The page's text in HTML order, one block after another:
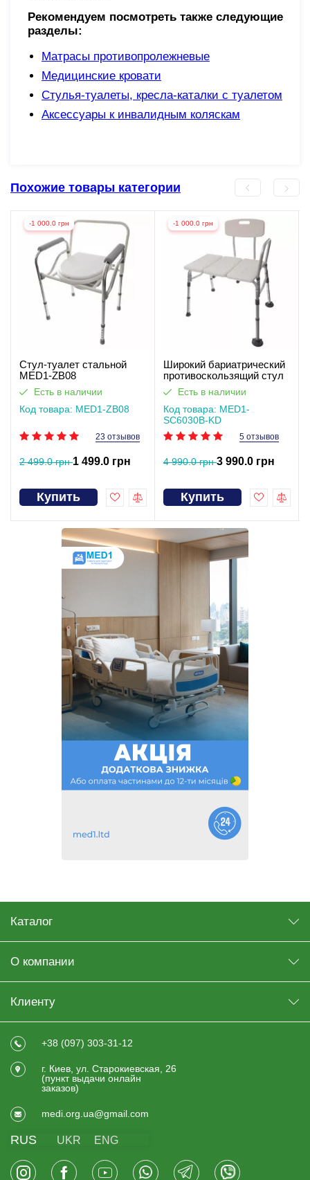
Рекомендуем посмотреть также следующие
разделы:
Матрасы противопролежневые
Медицинские кровати
Стулья-туалеты, кресла-каталки с туалетом
Аксессуары к инвалидным коляскам
Похожие товары категории
-1 000.0 грн
Стул-туалет стальной
MED1-ZB08
Есть в наличии
Код товара: MED1-ZB08
23 отзывов
2 499.0 грн1 499.0 грн
Купить
-1 000.0 грн
Широкий бариатрический
противоскользящий стул
для душа SC6030B-KD
Есть в наличии
Код товара: MED1-
SC6030B-KD
5 отзывов
4 990.0 грн3 990.0 грн
Купить
Каталог
О компании
Клиенту
+38 (097) 303-31-12
г. Киев, ул. Старокиевская, 26
(пункт выдачи онлайн
заказов)
medi.org.ua@gmail.com
RUS UKR ENG